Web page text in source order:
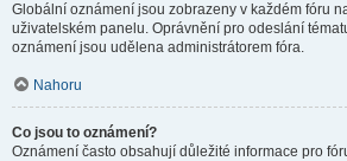
Globální oznámení jsou zobrazeny v každém fóru
uživatelském panelu. Oprávnění pro odeslání
oznámení jsou udělena administrátorem fóra.
Nahoru
Co jsou to oznámení?
Oznámení často obsahují důležité informace pro